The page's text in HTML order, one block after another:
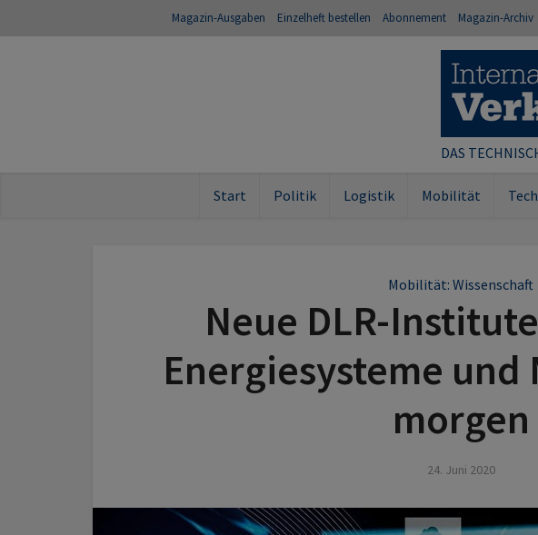
Magazin-Ausgaben Einzelheft bestellen Abonnement Magazin-
DAS
Start Politik Logistik Mobilität
Mobilität: Wissenschaft
Neue DLR-
Energiesysteme
morgen
24. Juni 2020